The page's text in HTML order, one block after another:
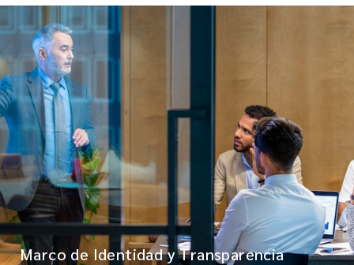
Marco de Identidad y Transparencia